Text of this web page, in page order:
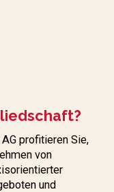
profitieren Sie,
von
und